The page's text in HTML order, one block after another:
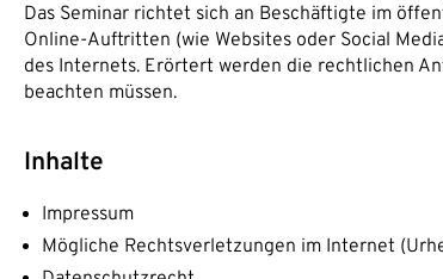
Das Seminar richtet sich an Beschäftigte im
Online-Auftritten (wie Websites oder Social
des Internets. Erörtert werden die rechtlichen
beachten müssen.
Inhalte
Impressum
Mögliche Rechtsverletzungen im Internet